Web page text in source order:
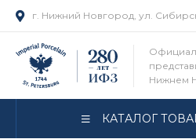
г. Нижний Новгород, ул.
Нижнем
КАТАЛОГ